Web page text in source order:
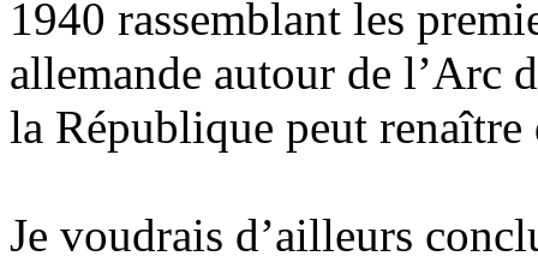
1940 rassemblant les
allemande autour de l’Arc
la République peut renaître
Je voudrais d’ailleurs